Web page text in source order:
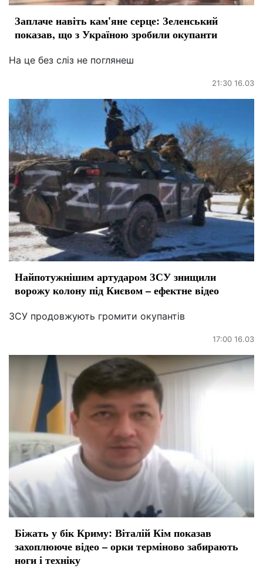
Заплаче навіть кам'яне серце: Зеленський
показав, що з Україною зробили окупанти
На це без сліз не поглянеш
21:30 16.03
Найпотужнішим артударом ЗСУ знищили
ворожу колону під Києвом – ефектне відео
ЗСУ продовжують громити окупантів
17:00 16.03
Біжать у бік Криму: Віталій Кім показав
захоплююче відео – орки терміново забирають
ноги і техніку